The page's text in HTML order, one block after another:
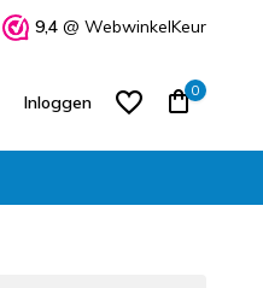
9,4 @ WebwinkelKeur
Inloggen
0